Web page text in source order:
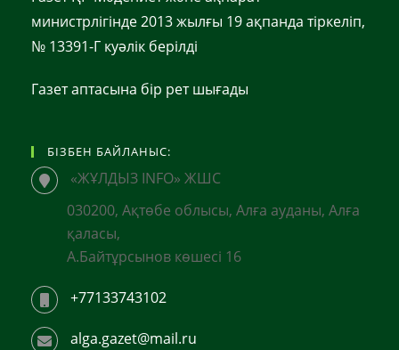
министрлігінде 2013 жылғы 19 ақпанда тіркеліп,
№ 13391-Г куәлік берілді
Газет аптасына бір рет шығады
БІЗБЕН БАЙЛАНЫС:
«ЖҰЛДЫЗ INFO» ЖШС
030200, Ақтөбе облысы, Алға ауданы, Алға
қаласы,
А.Байтұрсынов көшесі 16
+77133743102
alga.gazet@mail.ru